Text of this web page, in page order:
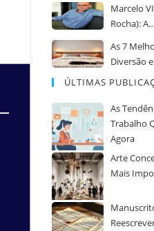
Marcelo
Rocha): A…
As 7
Diversão
ÚLTIMAS
As
Trabalho
Agora
Arte
Mais